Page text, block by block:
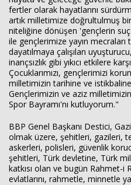
fertler olarak hayatlarını
artık milletimize doğrultulmuş
niteliğine dönüşen 'gençlerin
ile gençlerimize yayın mecraları
dayatılmaya çalışılan
inançsızlık gibi yıkıcı etkilere
Çocuklarımızı, gençlerimizi
milletimizin tarihine ve
Gençlerimizin ve aziz
Spor Bayramı'nı kutluyorum."
BBP Genel Başkanı Destici,
olmak üzere, şehitleri, gazileri,
askerleri, polisleri, güvenlik
şehitleri, Türk devletine, Türk
katkısı olan ve bugün Rahmet-i
evlatlarını, rahmetle, minnetle